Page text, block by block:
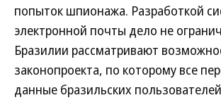
попыток шпионажа. Разработкой
электронной почты дело не
Бразилии рассматривают
законопроекта, по которому все
данные бразильских